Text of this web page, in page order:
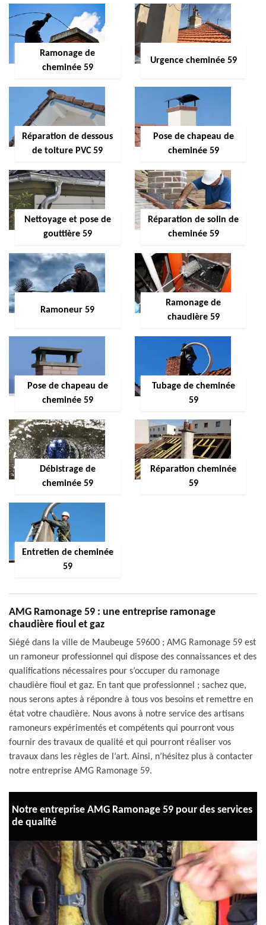
Ramonage de
cheminée 59
Urgence cheminée 59
Réparation de dessous
de toiture PVC 59
Pose de chapeau de
cheminée 59
Nettoyage et pose de
gouttière 59
Réparation de solin de
cheminée 59
Ramoneur 59
Ramonage de
chaudière 59
Pose de chapeau de
cheminée 59
Tubage de cheminée
59
Débistrage de
cheminée 59
Réparation cheminée
59
Entretien de cheminée
59
AMG Ramonage 59 : une entreprise ramonage
chaudière fioul et gaz
Siégé dans la ville de Maubeuge 59600 ; AMG Ramonage 59 est
un ramoneur professionnel qui dispose des connaissances et des
qualifications nécessaires pour s’occuper du ramonage
chaudière fioul et gaz. En tant que professionnel ; sachez que,
nous serons aptes à répondre à tous vos besoins et remettre en
état votre chaudière. Nous avons à notre service des artisans
ramoneurs expérimentés et compétents qui pourront vous
fournir des travaux de qualité et qui pourront réaliser vos
travaux dans les règles de l’art. Ainsi, n’hésitez plus à contacter
notre entreprise AMG Ramonage 59.
Notre entreprise AMG Ramonage 59 pour des services
de qualité